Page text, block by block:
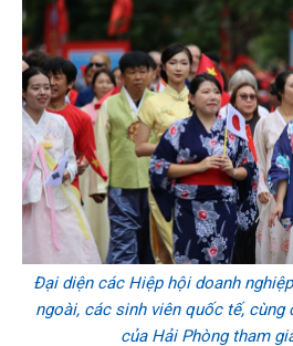
Đại diện các Hiệp hội doanh
ngoài, các sinh viên quốc tế, cùng
của Hải Phòng tham